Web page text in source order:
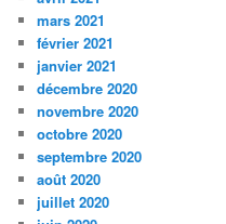
mars 2021
février 2021
janvier 2021
décembre 2020
novembre 2020
octobre 2020
septembre 2020
août 2020
juillet 2020